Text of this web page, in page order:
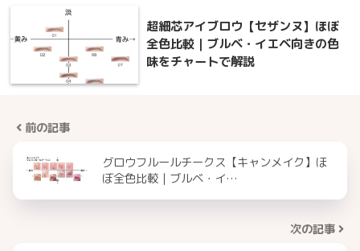
超細芯アイブロウ【セザンヌ】ほぼ
全色比較｜ブルベ・イエベ向きの色
味をチャートで解説
前の記事
グロウフルールチークス【キャンメイク】ほ
ぼ全色比較｜ブルベ・イ…
次の記事